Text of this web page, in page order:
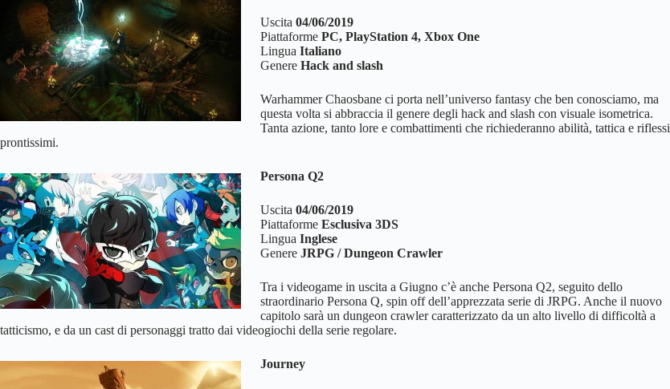
Uscita 04/06/2019
Piattaforme PC, PlayStation 4, Xbox One
Lingua Italiano
Genere Hack and slash
Warhammer Chaosbane ci porta nell’universo fantasy che ben conosciamo, ma
questa volta si abbraccia il genere degli hack and slash con visuale isometrica.
Tanta azione, tanto lore e combattimenti che richiederanno abilità, tattica e riflessi
prontissimi.
Persona Q2
Uscita 04/06/2019
Piattaforme Esclusiva 3DS
Lingua Inglese
Genere JRPG / Dungeon Crawler
Tra i videogame in uscita a Giugno c’è anche Persona Q2, seguito dello
straordinario Persona Q, spin off dell’apprezzata serie di JRPG. Anche il nuovo
capitolo sarà un dungeon crawler caratterizzato da un alto livello di difficoltà a
tatticismo, e da un cast di personaggi tratto dai videogiochi della serie regolare.
Journey